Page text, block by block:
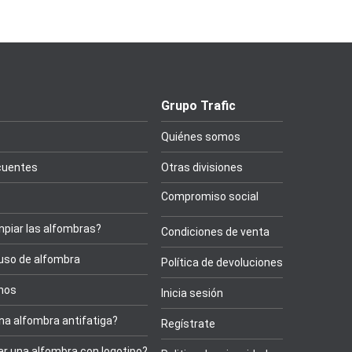
las alfombras?
de alfombra
alfombra antifatiga?
Grupo Trafic
Quiénes somos
Otras divisiones
Compromiso social
Condiciones de venta
Política de devoluciones
Inicia sesión
Regístrate